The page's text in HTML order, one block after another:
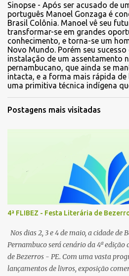
Sinopse - Após ser acusado de
português Manoel Gonzaga é
Brasil Colônia. Manoel vê seu
transformar-se em grandes
conhecimento, e torna-se um
Novo Mundo. Porém seu
instalação de um assentamento
pernambucano, que ainda se
intacta, e a forma mais rápida de
uma primitiva técnica indígena
Postagens mais visitadas
4ª FLIBEZ - Festa Literária de
Nos dias 2, 3 e 4 de maio, a cidade de
Pernambuco será cenário da 4ª
de Bezerros - PE. Com uma vasta
lançamentos de livros, exposição